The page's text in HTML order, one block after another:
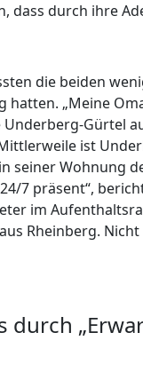
dass durch ihre
die beiden
hatten. „Meine
Gürtel
ist
seiner Wohnung
7 präsent“,
im
Rheinberg.
durch